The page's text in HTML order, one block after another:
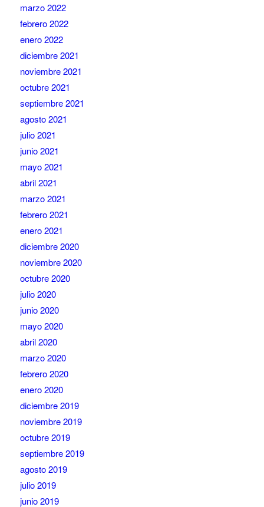
marzo 2022
febrero 2022
enero 2022
diciembre 2021
noviembre 2021
octubre 2021
septiembre 2021
agosto 2021
julio 2021
junio 2021
mayo 2021
abril 2021
marzo 2021
febrero 2021
enero 2021
diciembre 2020
noviembre 2020
octubre 2020
julio 2020
junio 2020
mayo 2020
abril 2020
marzo 2020
febrero 2020
enero 2020
diciembre 2019
noviembre 2019
octubre 2019
septiembre 2019
agosto 2019
julio 2019
junio 2019